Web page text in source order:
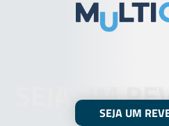
SEJA UM
SEJA UM